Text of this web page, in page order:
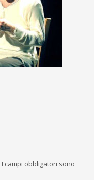
I campi obbligatori sono